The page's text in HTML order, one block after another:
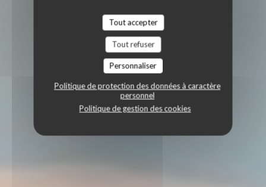
Tout accepter
Tout refuser
Personnaliser
Politique de protection des données à caractère
personnel
Politique de gestion des cookies